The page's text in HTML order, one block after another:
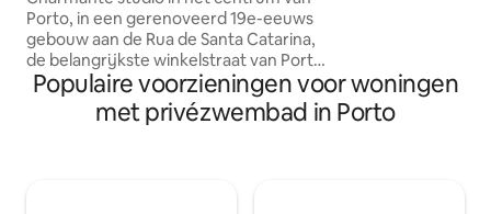
Porto, in een gerenoveerd 19e-eeuws
gebouw aan de Rua de Santa Catarina,
de belangrijkste winkelstraat van Porto.
Op loopafstand van de Mercado do
Bolhão en de Capela das Almas, met
gemakkelijke metroraad tot de Dom
Populaire voorzieningen voor woningen
met privézwembad in Porto